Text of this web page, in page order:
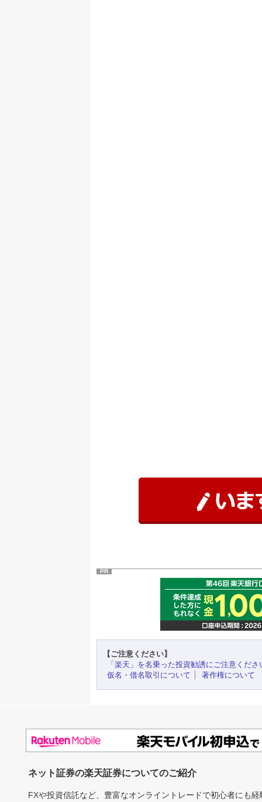
PR
【ご注意ください】
「楽天」を名乗った投資勧誘にご注意くださ
仮名・借名取引について
著作権について
ネット証券の楽天証券についてのご紹介
FXや投資信託など、豊富なオンライントレードで初心者にも